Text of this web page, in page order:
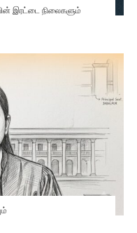
இரட்டை நிலைகளும்